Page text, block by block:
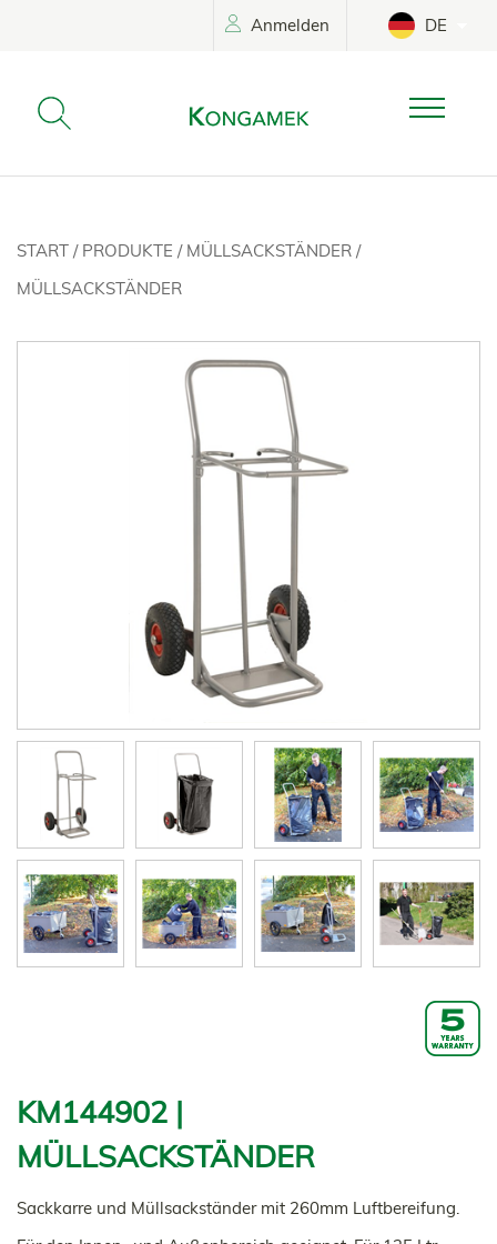
Anmelden DE
START / PRODUKTE / MÜLLSACKSTÄNDER /
MÜLLSACKSTÄNDER
KM144902 |
MÜLLSACKSTÄNDER
Sackkarre und Müllsackständer mit 260mm Luftbereifung.